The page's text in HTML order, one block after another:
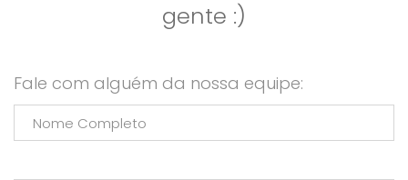
gente :)
Fale com alguém da nossa equipe: